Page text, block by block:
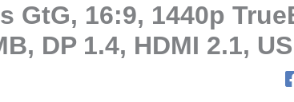
GtG, 16:9, 1440p
DP 1.4, HDMI 2.1,